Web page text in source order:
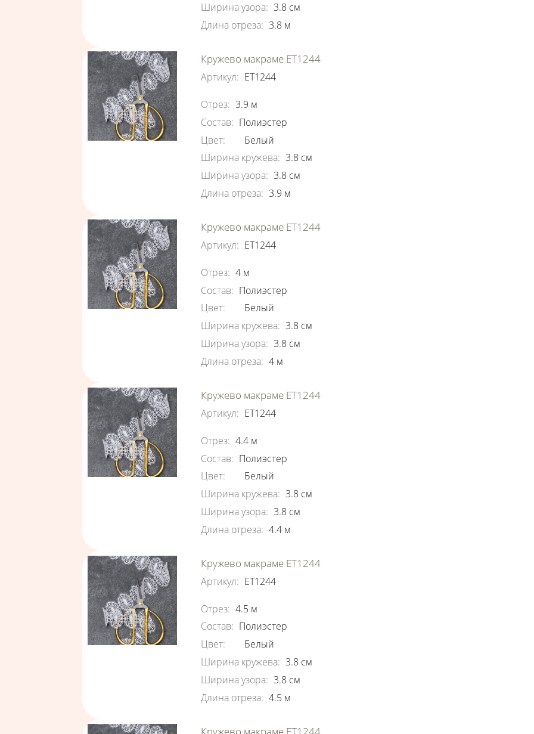
Ширина узора: 3.8 см
Длина отреза: 3.8 м
Кружево макраме ЕТ1244
Артикул: ЕТ1244
Характеристики
Отрез: 3.9 м
Состав: Полиэстер
Цвет:
Белый
Ширина кружева: 3.8 см
Ширина узора: 3.8 см
Длина отреза: 3.9 м
Кружево макраме ЕТ1244
Артикул: ЕТ1244
Характеристики
Отрез: 4 м
Состав: Полиэстер
Цвет:
Белый
Ширина кружева: 3.8 см
Ширина узора: 3.8 см
Длина отреза: 4 м
Кружево макраме ЕТ1244
Артикул: ЕТ1244
Характеристики
Отрез: 4.4 м
Состав: Полиэстер
Цвет:
Белый
Ширина кружева: 3.8 см
Ширина узора: 3.8 см
Длина отреза: 4.4 м
Кружево макраме ЕТ1244
Артикул: ЕТ1244
Характеристики
Отрез: 4.5 м
Состав: Полиэстер
Цвет:
Белый
Ширина кружева: 3.8 см
Ширина узора: 3.8 см
Длина отреза: 4.5 м
Кружево макраме ЕТ1244